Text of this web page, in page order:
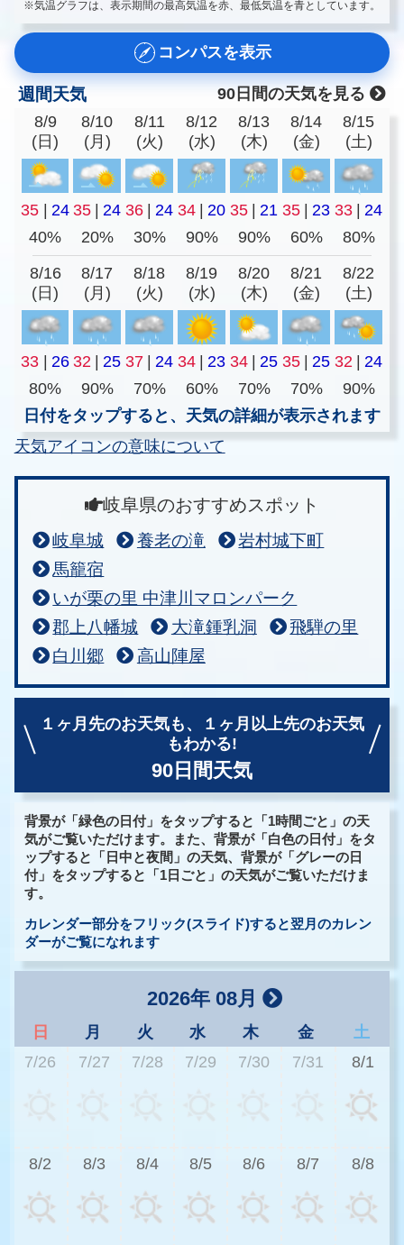
※気温グラフは、表示期間の最高気温を赤、最低気温を青としています。
コンパスを表示
週間天気
90日間の天気を見る
8/9
(日)
8/10
(月)
8/11
(火)
8/12
(水)
8/13
(木)
8/14
(金)
8/15
(土)
35 | 24 35 | 24 36 | 24 34 | 20 35 | 21 35 | 23 33 | 24
40%
20% 30% 90% 90% 60% 80%
8/16
(日)
8/17
(月)
8/18
(火)
8/19
(水)
8/20
(木)
8/21
(金)
8/22
(土)
33 26 32 25 37 24 34 23 34 25 35 25 32
24
80%
90% 70% 60% 70% 70%
90%
日付をタップすると、天気の詳細が表示されます
天気アイコンの意味について
岐阜県のおすすめスポット
岐阜城 養老の滝
岩村城下町
馬籠宿
いが栗の里 中津川マロンパーク
郡上八幡城
大滝鍾乳洞
飛騨の里
白川郷
高山陣屋
１ヶ月先のお天気も、
１ヶ月以上先のお天気
もわかる!
90日間天気
背景が「緑色の日付」をタップすると「1時間ごと」の天
気がご覧いただけます。また、背景が「白色の日付」をタ
ップすると「日中と夜間」の天気、背景が「グレーの日
付」をタップすると「1日ごと」の天気がご覧いただけま
す。
カレンダー部分をフリック(スライド)すると翌月のカレン
ダーがご覧になれます
2026年 08月
日 月 火 水 木 金
土
7/26
7/27 7/28 7/29 7/30 7/31 8/1
8/2 8/3 8/4 8/5 8/6 8/7 8/8